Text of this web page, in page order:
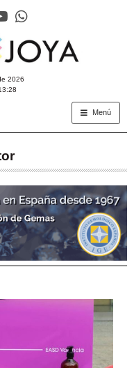
2026
Menú